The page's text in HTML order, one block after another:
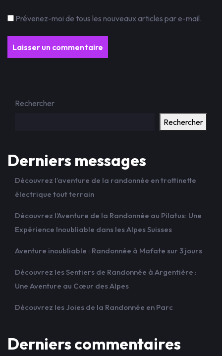
Prévenez-moi de tous les nouveaux articles par e-mail.
Rechercher
Rechercher
Derniers messages
Découvrez l’aventure de la randonnée en trottinette
électrique tout terrain
Découvrez l’Aventure de la Randonnée au Pilatus: Une
Expérience Inoubliable dans les Alpes Suisses
Aventure inoubliable : Randonnée à Mafate sur 3 jours
Découvrez les Sentiers de Randonnée à Argentière :
Une Aventure au Cœur des Alpes
Découvrez les Joies de la Randonnée en Parc
Derniers commentaires